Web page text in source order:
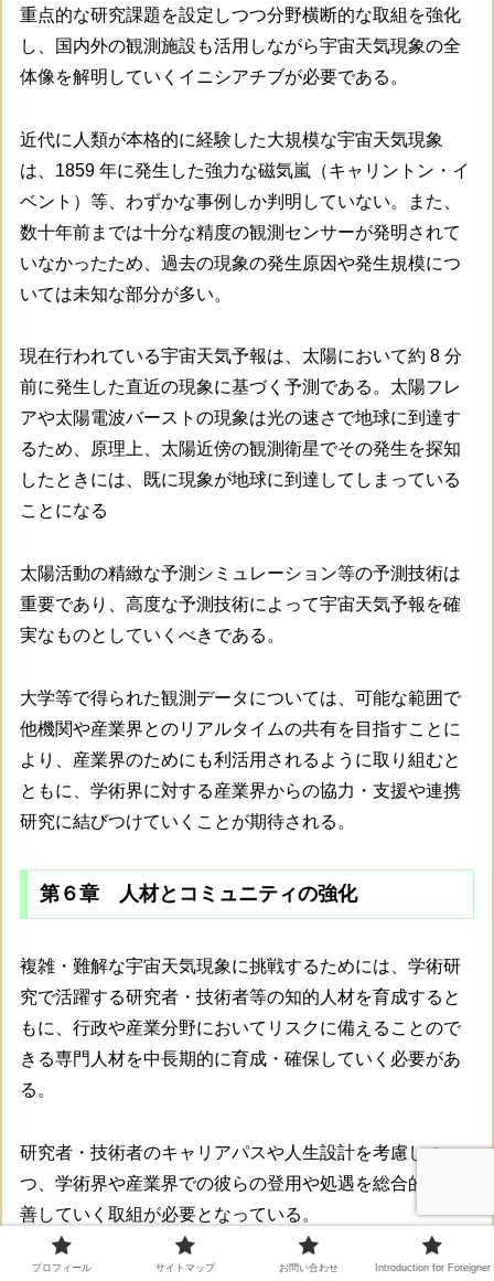
重点的な研究課題を設定しつつ分野横断的な取組を強化
し、国内外の観測施設も活用しながら宇宙天気現象の全
体像を解明していくイニシアチブが必要である。
近代に人類が本格的に経験した大規模な宇宙天気現象
は、1859 年に発生した強力な磁気嵐（キャリントン・イ
ベント）等、わずかな事例しか判明していない。また、
数十年前までは十分な精度の観測センサーが発明されて
いなかったため、過去の現象の発生原因や発生規模につ
いては未知な部分が多い。
現在行われている宇宙天気予報は、太陽において約 8 分
前に発生した直近の現象に基づく予測である。太陽フレ
アや太陽電波バーストの現象は光の速さで地球に到達す
るため、原理上、太陽近傍の観測衛星でその発生を探知
したときには、既に現象が地球に到達してしまっている
ことになる
太陽活動の精緻な予測シミュレーション等の予測技術は
重要であり、高度な予測技術によって宇宙天気予報を確
実なものとしていくべきである。
大学等で得られた観測データについては、可能な範囲で
他機関や産業界とのリアルタイムの共有を目指すことに
より、産業界のためにも利活用されるように取り組むと
ともに、学術界に対する産業界からの協力・支援や連携
研究に結びつけていくことが期待される。
第６章 人材とコミュニティの強化
複雑・難解な宇宙天気現象に挑戦するためには、学術研
究で活躍する研究者・技術者等の知的人材を育成すると
もに、行政や産業分野においてリスクに備えることので
きる専門人材を中長期的に育成・確保していく必要があ
る。
研究者・技術者のキャリアパスや人生設計を考慮しつ
つ、学術界や産業界での彼らの登用や処遇を総合的に改
善していく取組が必要となっている。
複合現象としての宇宙天気現象を取り扱うためには、そ
プロフィール サイトマップ お問い合わせ Introduction for Foreigner